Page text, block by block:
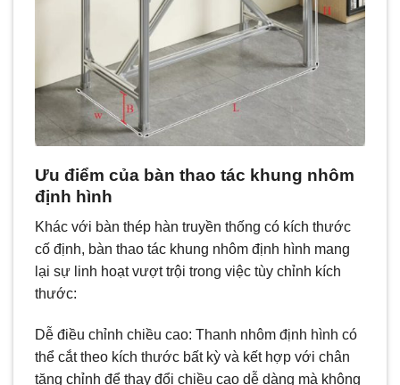
Ưu điểm của bàn thao tác khung nhôm
định hình
Khác với bàn thép hàn truyền thống có kích thước
cố định, bàn thao tác khung nhôm định hình mang
lại sự linh hoạt vượt trội trong việc tùy chỉnh kích
thước:
Dễ điều chỉnh chiều cao: Thanh nhôm định hình có
thể cắt theo kích thước bất kỳ và kết hợp với chân
tăng chỉnh để thay đổi chiều cao dễ dàng mà không